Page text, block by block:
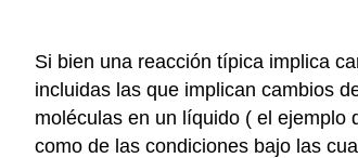
Si bien una reacción típica implica
incluidas las que implican cambios
moléculas en un líquido ( el ejemplo
como de las condiciones bajo las